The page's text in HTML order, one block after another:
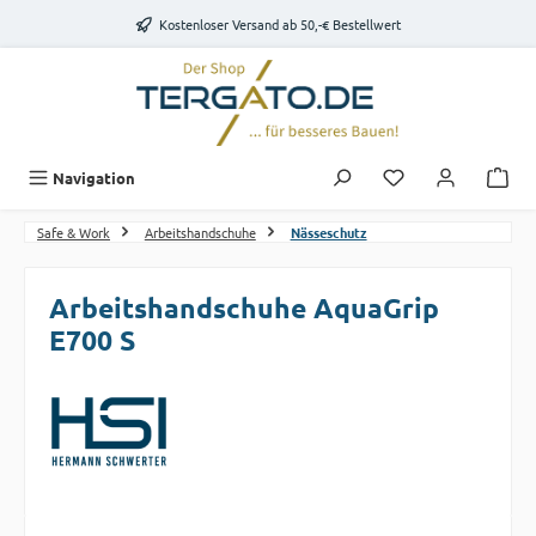
Zum Hauptinhalt springenKostenloser Versand ab 50,-€ Bestellwert
Navigation Du hast 0
Safe & Work Arbeitshandschuhe Nässeschutz
Arbeitshandschuhe AquaGrip
E700 S